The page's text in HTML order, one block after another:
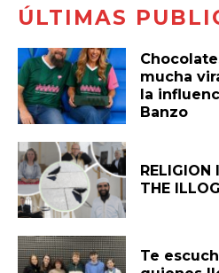
ÚLTIMAS
mucha
la
Banzo
RELIGION
THE
Te